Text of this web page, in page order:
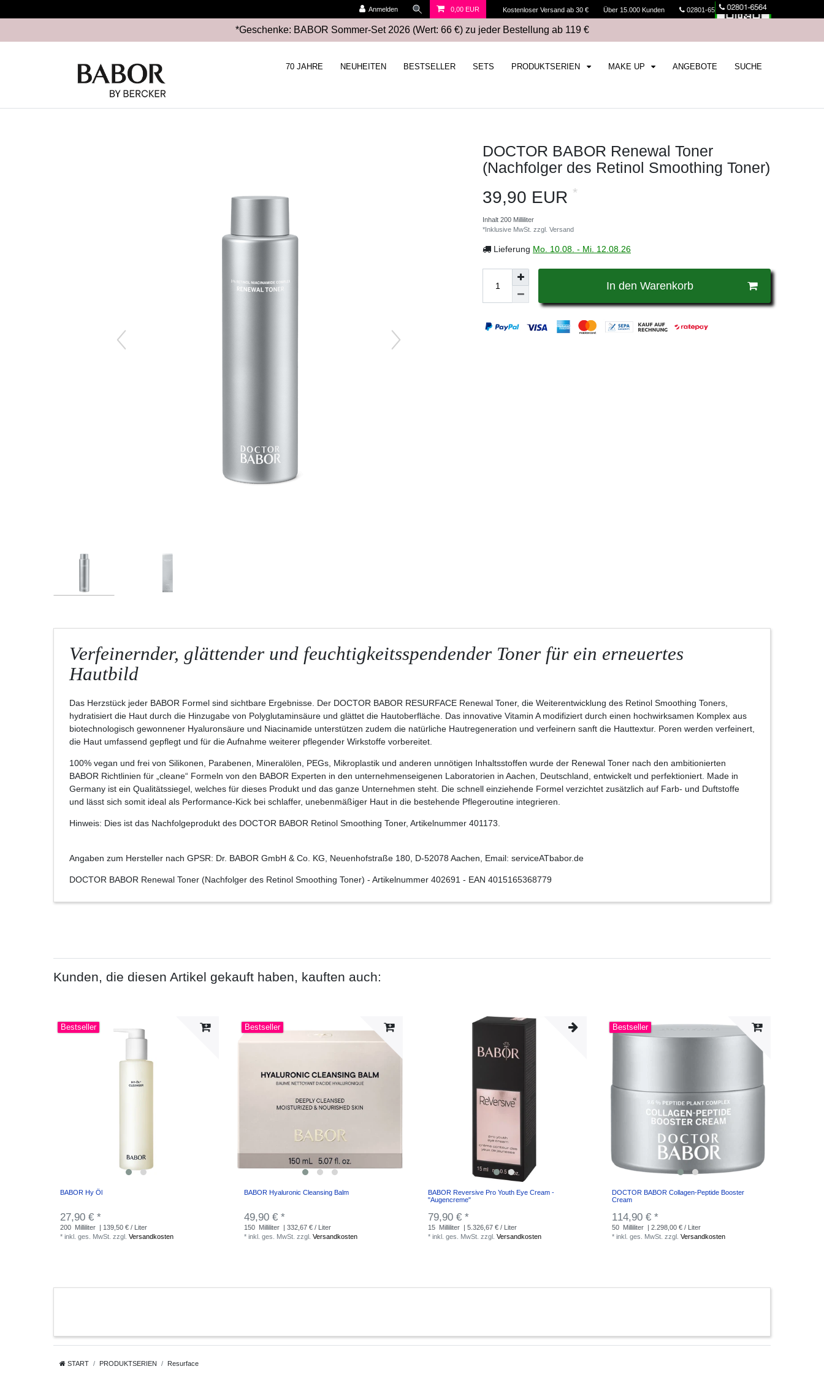
Kostenloser Versand ab 30 € Über 15.000 Kunden 02801-6564 Kasse
Anmelden 0,00 EUR
*Geschenke: BABOR Sommer-Set 2026 (Wert: 66 €) zu jeder Bestellung ab 119 €
70 JAHRE NEUHEITEN BESTSELLER SETS PRODUKTSERIEN MAKE UP ANGEBOTE SUCHE
DOCTOR BABOR Renewal Toner
(Nachfolger des Retinol Smoothing Toner)
39,90 EUR *
Inhalt 200 Milliliter
*Inklusive MwSt. zzgl. Versand
Lieferung Mo. 10.08. - Mi. 12.08.26
In den Warenkorb
Verfeinernder, glättender und feuchtigkeitsspendender Toner für ein erneuertes
Hautbild
Das Herzstück jeder BABOR Formel sind sichtbare Ergebnisse. Der DOCTOR BABOR RESURFACE Renewal Toner, die Weiterentwicklung des Retinol Smoothing Toners,
hydratisiert die Haut durch die Hinzugabe von Polyglutaminsäure und glättet die Hautoberfläche. Das innovative Vitamin A modifiziert durch einen hochwirksamen Komplex aus
biotechnologisch gewonnener Hyaluronsäure und Niacinamide unterstützen zudem die natürliche Hautregeneration und verfeinern sanft die Hauttextur. Poren werden verfeinert,
die Haut umfassend gepflegt und für die Aufnahme weiterer pflegender Wirkstoffe vorbereitet.
100% vegan und frei von Silikonen, Parabenen, Mineralölen, PEGs, Mikroplastik und anderen unnötigen Inhaltsstoffen wurde der Renewal Toner nach den ambitionierten
BABOR Richtlinien für „cleane“ Formeln von den BABOR Experten in den unternehmenseigenen Laboratorien in Aachen, Deutschland, entwickelt und perfektioniert. Made in
Germany ist ein Qualitätssiegel, welches für dieses Produkt und das ganze Unternehmen steht. Die schnell einziehende Formel verzichtet zusätzlich auf Farb- und Duftstoffe
und lässt sich somit ideal als Performance-Kick bei schlaffer, unebenmäßiger Haut in die bestehende Pflegeroutine integrieren.
Hinweis: Dies ist das Nachfolgeprodukt des DOCTOR BABOR Retinol Smoothing Toner, Artikelnummer 401173.
Angaben zum Hersteller nach GPSR: Dr. BABOR GmbH & Co. KG, Neuenhofstraße 180, D-52078 Aachen, Email: serviceATbabor.de
DOCTOR BABOR Renewal Toner (Nachfolger des Retinol Smoothing Toner) - Artikelnummer 402691 - EAN 4015165368779
Kunden, die diesen Artikel gekauft haben, kauften auch:
Bestseller
BABOR Hy Öl
27,90 € *
200 Milliliter | 139,50 € / Liter
*inkl. ges. MwSt. zzgl.Versandkosten
Bestseller
BABOR Hyaluronic Cleansing Balm
49,90 € *
150 Milliliter | 332,67 € / Liter
*inkl. ges. MwSt. zzgl.Versandkosten
BABOR Reversive Pro Youth Eye Cream -
"Augencreme"
79,90 € *
15 Milliliter | 5.326,67 € / Liter
*inkl. ges. MwSt. zzgl.Versandkosten
Bestseller
DOCTOR BABOR Collagen-Peptide Booster
Cream
114,90 € *
50 Milliliter | 2.298,00 € / Liter
*inkl. ges. MwSt. zzgl.Versandkosten
START PRODUKTSERIEN Resurface